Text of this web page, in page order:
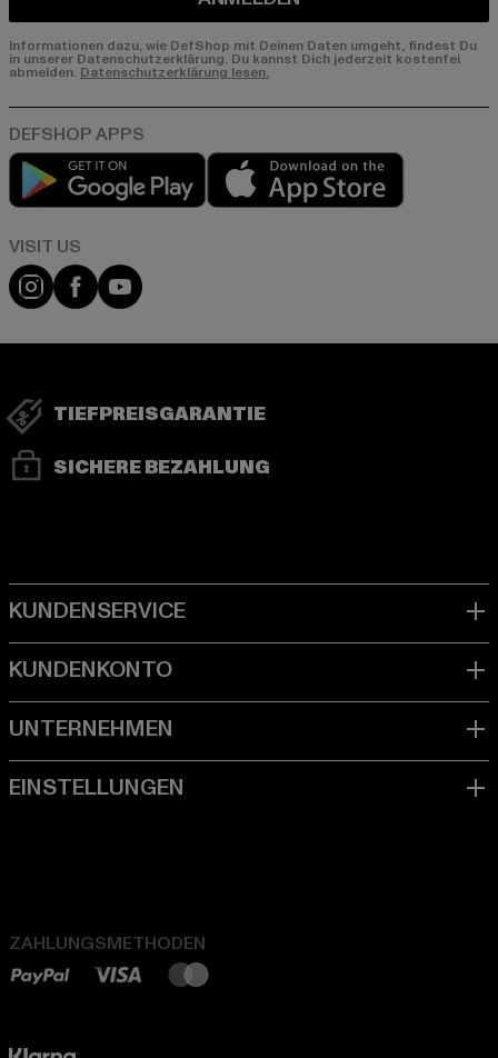
Informationen dazu, wie DefShop mit Deinen Daten umgeht, findest Du
in unserer Datenschutzerklärung. Du kannst Dich jederzeit kostenfei
abmelden. Datenschutzerklärung lesen.
Play market
Visit our Instagram page:
Visit our Facebook page:
Visit our YouTube channel:
TIEFPREISGARANTIE
SICHERE BEZAHLUNG
ZAHLUNGSMETHODEN